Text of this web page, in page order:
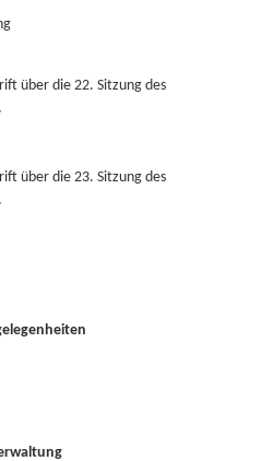
über die 22. Sitzung des
über die 23. Sitzung des